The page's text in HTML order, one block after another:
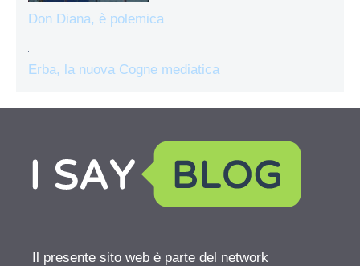
Don Diana, è polemica
Erba, la nuova Cogne mediatica
Il presente sito web è parte del network